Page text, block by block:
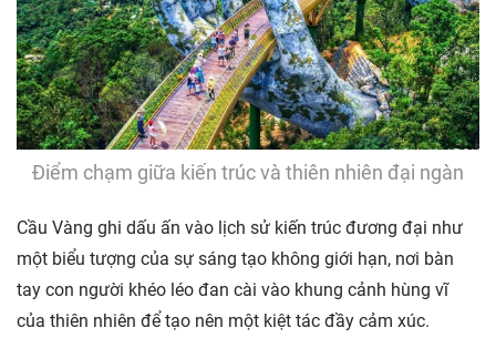
Điểm chạm giữa kiến trúc và thiên nhiên đại ngàn
Cầu Vàng ghi dấu ấn vào lịch sử kiến trúc đương đại như
một biểu tượng của sự sáng tạo không giới hạn, nơi bàn
tay con người khéo léo đan cài vào khung cảnh hùng vĩ
của thiên nhiên để tạo nên một kiệt tác đầy cảm xúc.